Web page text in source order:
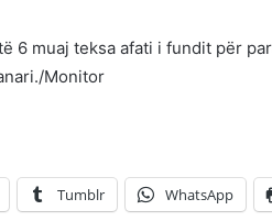
6 muaj teksa afati i fundit për
Monitor
Tumblr WhatsApp